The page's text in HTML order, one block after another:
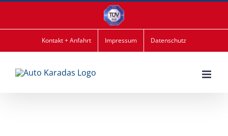
Kontakt + Anfahrt Impressum Datenschutz